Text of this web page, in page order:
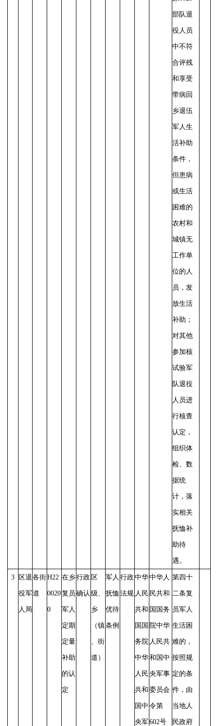
部队退
役人员
中不符
合评残
和享受
带病回
乡退伍
军人生
活补助
条件，
但患病
或生活
困难的
农村和
城镇无
工作单
位的人
员，发
放生活
补助；
对其他
参加核
试验军
队退役
人员进
行核查
认定，
组织体
检、数
据统
计，落
实相关
抚恤补
助待
遇。
3 区退
役军
人局
各街
道
H22
0020
0
在乡
复员
军人
定期
定量
补助
的认
定
行政
确认
区
级、
乡
（镇
、街
道）
军人
抚恤
优待
条例
行政
法规
中华
人民
共和
国国
务院
中华
人民
共和
国中
央军
中华人
民共和
国国务
院中华
人民共
和国中
央军事
委员会
令第
602号
第四十
二条复
员军人
生活困
难的，
按照规
定的条
件，由
当地人
民政府